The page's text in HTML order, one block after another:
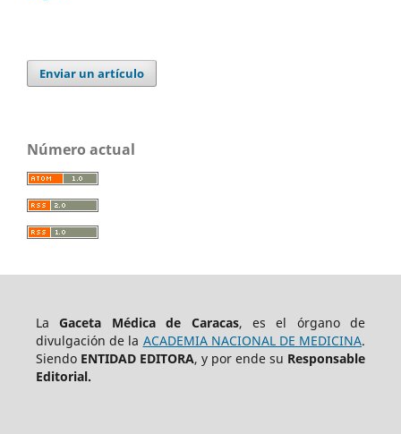
Enviar un artículo
Número actual
LaGaceta Médica de Caracas, es el órgano de
divulgación de la ACADEMIA NACIONAL DE MEDICINA.
Siendo ENTIDAD EDITORA, y por ende su Responsable
Editorial.